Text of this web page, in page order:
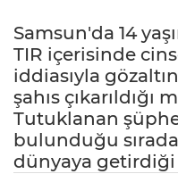
Samsun'da 14
TIR içerisinde
iddiasıyla
şahıs
Tutuklanan
bulunduğu
dünyaya